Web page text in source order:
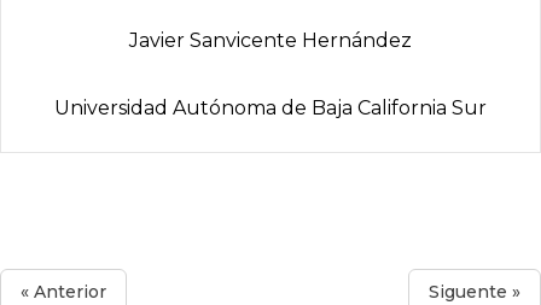
Javier Sanvicente Hernández
Universidad Autónoma de Baja California Sur
« Anterior Siguente »